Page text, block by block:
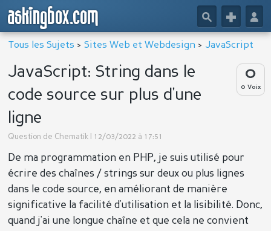
askingbox.com 👤
+
🔎
Tous les Sujets >Sites Web et Webdesign > JavaScript
0
0 Voix
JavaScript: String dans le
code source sur plus d'une
ligne
Question de Chematik | 12/03/2022 à 17:51
De ma programmation en PHP, je suis utilisé pour
écrire des chaînes / strings sur deux ou plus lignes
dans le code source, en améliorant de manière
significative la facilité d'utilisation et la lisibilité. Donc,
quand j'ai une longue chaîne et que cela ne convient